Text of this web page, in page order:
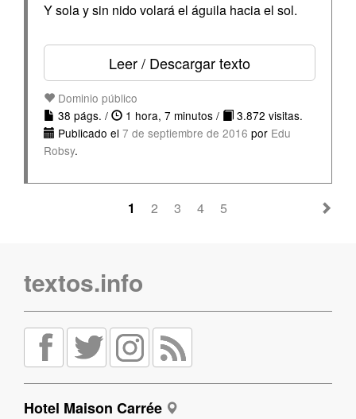
Y sola y sin nido volará el águila hacia el sol.
Leer / Descargar texto
Dominio público
38 págs. /
1 hora, 7 minutos /
3.872 visitas.
Publicado el 7 de septiembre de 2016 por Edu
Robsy.
1 2 3 4 5
textos.info
Hotel Maison Carrée